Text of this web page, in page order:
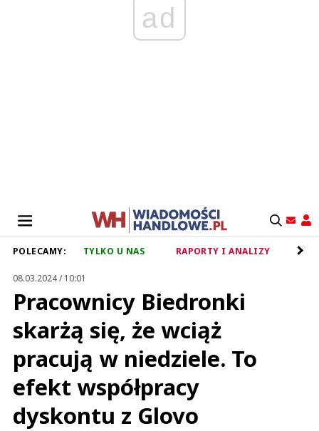
ad
POLECAMY: TYLKO U NAS RAPORTY I ANALIZY
08.03.2024 / 10:01
Pracownicy Biedronki
skarżą się, że wciąż
pracują w niedziele. To
efekt współpracy
dyskontu z Glovo